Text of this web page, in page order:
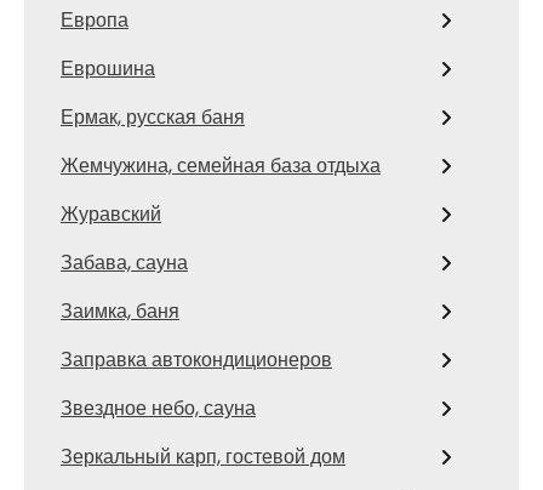
Европа
Еврошина
Ермак, русская баня
Жемчужина, семейная база отдыха
Журавский
Забава, сауна
Заимка, баня
Заправка автокондиционеров
Звездное небо, сауна
Зеркальный карп, гостевой дом